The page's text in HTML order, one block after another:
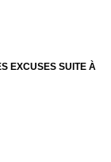
EXCUSES SUITE À